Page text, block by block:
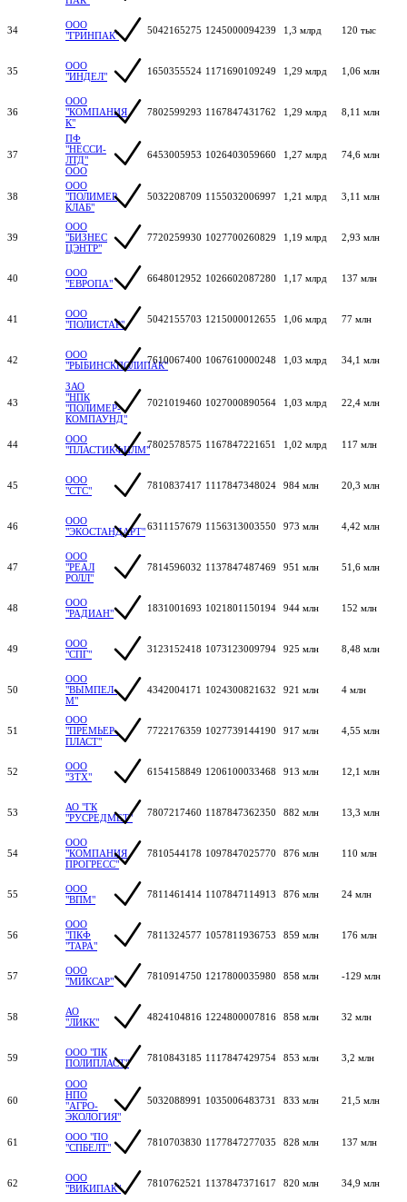
34
ООО
"ГРИНПАК"
5042165275 1245000094239 1,3 млрд 120 тыс
35
ООО
"ИНДЕЛ"
1650355524 1171690109249 1,29 млрд 1,06 млн
36
ООО
"КОМПАНИЯ
К"
7802599293 1167847431762 1,29 млрд 8,11 млн
37
ПФ
"НЕССИ-
ЛТД"
ООО
6453005953 1026403059660 1,27 млрд 74,6 млн
38
ООО
"ПОЛИМЕР
КЛАБ"
5032208709 1155032006997 1,21 млрд 3,11 млн
39
ООО
"БИЗНЕС
ЦЭНТР"
7720259930 1027700260829 1,19 млрд 2,93 млн
40
ООО
"ЕВРОПА"
6648012952 1026602087280 1,17 млрд 137 млн
41
ООО
"ПОЛИСТАР"
5042155703 1215000012655 1,06 млрд 77 млн
42
ООО
"РЫБИНСКПОЛИПАК"7610067400 1067610000248 1,03 млрд 34,1 млн
43
ЗАО
"НПК
"ПОЛИМЕР-
КОМПАУНД"
7021019460 1027000890564 1,03 млрд 22,4 млн
44
ООО
"ПЛАСТИКФИЛМ"7802578575 1167847221651 1,02 млрд 117 млн
45
ООО
"СТС"
7810837417 1117847348024 984 млн 20,3 млн
46
ООО
"ЭКОСТАНДАРТ"6311157679 1156313003550 973 млн 4,42 млн
47
ООО
"РЕАЛ
РОЛЛ"
7814596032 1137847487469 951 млн 51,6 млн
48
ООО
"РАДИАН"
1831001693 1021801150194 944 млн 152 млн
49
ООО
"СПГ"
3123152418 1073123009794 925 млн 8,48 млн
50
ООО
"ВЫМПЕЛ-
М"
4342004171 1024300821632 921 млн 4 млн
51
ООО
"ПРЕМЬЕР-
ПЛАСТ"
7722176359 1027739144190 917 млн 4,55 млн
52
ООО
"ЗТХ"
6154158849 1206100033468 913 млн 12,1 млн
53
АО "ГК
"РУСРЕДМЕТ"
7807217460 1187847362350 882 млн 13,3 млн
54
ООО
"КОМПАНИЯ
ПРОГРЕСС"
7810544178 1097847025770 876 млн 110 млн
55
ООО
"ВПМ"
7811461414 1107847114913 876 млн 24 млн
56
ООО
"ПКФ
"ТАРА"
7811324577 1057811936753 859 млн 176 млн
57
ООО
"МИКСАР"
7810914750 1217800035980 858 млн -129 млн
58
АО
"ЛИКК"
4824104816 1224800007816 858 млн 32 млн
59
ООО "ПК
ПОЛИПЛАСТ"
7810843185 1117847429754 853 млн 3,2 млн
60
ООО
НПО
"АГРО-
ЭКОЛОГИЯ"
5032088991 1035006483731 833 млн 21,5 млн
61
ООО "ПО
"СПБЕЛТ"
7810703830 1177847277035 828 млн 137 млн
62
ООО
"ВИКИПАК"
7810762521 1137847371617 820 млн 34,9 млн